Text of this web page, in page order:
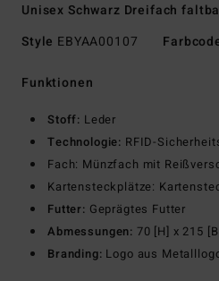
Unisex Schwarz Dreifach
Style EBYAA00107
Funktionen
Stoff: Leder
Technologie: RFID-
Fach: Münzfach mit
Kartensteckplätze:
Futter: Geprägtes Futter
Abmessungen: 70 [H] x 215
Branding: Logo aus